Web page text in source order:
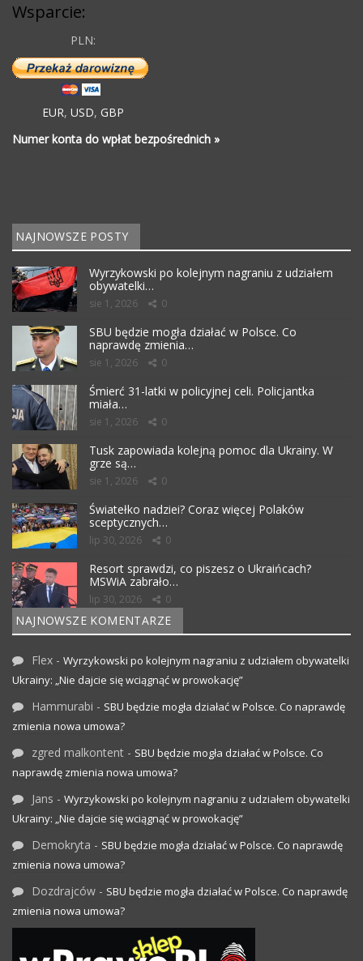
Wsparcie:
PLN:
EUR, USD, GBP
Numer konta do wpłat bezpośrednich »
NAJNOWSZE POSTY
Wyrzykowski po kolejnym nagraniu z udziałem
obywatelki…
sie 1, 2026 0
SBU będzie mogła działać w Polsce. Co
naprawdę zmienia…
sie 1, 2026 0
Śmierć 31-latki w policyjnej celi. Policjantka
miała…
sie 1, 2026 0
Tusk zapowiada kolejną pomoc dla Ukrainy. W
grze są…
sie 1, 2026 0
Światełko nadziei? Coraz więcej Polaków
sceptycznych…
lip 30, 2026 0
Resort sprawdzi, co piszesz o Ukraińcach?
MSWiA zabrało…
lip 30, 2026 0
NAJNOWSZE KOMENTARZE
Flex - Wyrzykowski po kolejnym nagraniu z udziałem obywatelki
Ukrainy: „Nie dajcie się wciągnąć w prowokację”
Hammurabi - SBU będzie mogła działać w Polsce. Co naprawdę
zmienia nowa umowa?
zgred malkontent - SBU będzie mogła działać w Polsce. Co
naprawdę zmienia nowa umowa?
Jans - Wyrzykowski po kolejnym nagraniu z udziałem obywatelki
Ukrainy: „Nie dajcie się wciągnąć w prowokację”
Demokryta - SBU będzie mogła działać w Polsce. Co naprawdę
zmienia nowa umowa?
Dozdrajców - SBU będzie mogła działać w Polsce. Co naprawdę
zmienia nowa umowa?